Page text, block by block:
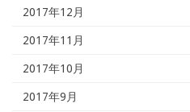
2017年12月
2017年11月
2017年10月
2017年9月